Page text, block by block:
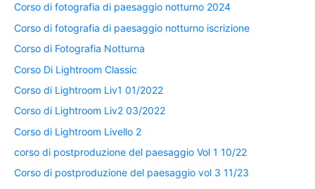
Corso di fotografia di paesaggio notturno 2024
Corso di fotografia di paesaggio notturno iscrizione
Corso di Fotografia Notturna
Corso Di Lightroom Classic
Corso di Lightroom Liv1 01/2022
Corso di Lightroom Liv2 03/2022
Corso di Lightroom Livello 2
corso di postproduzione del paesaggio Vol 1 10/22
Corso di postproduzione del paesaggio vol 3 11/23